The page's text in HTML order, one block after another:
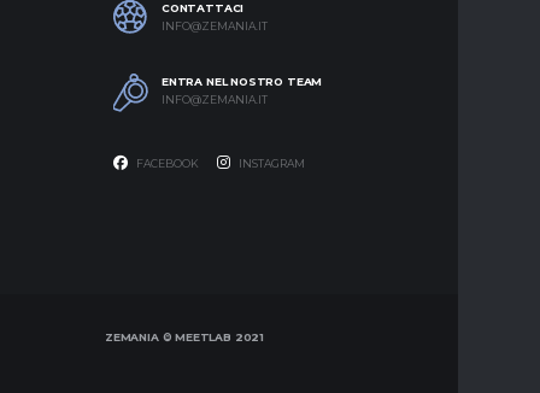
CONTATTACI
INFO@ZEMANIA.IT
ENTRA NEL NOSTRO TEAM
INFO@ZEMANIA.IT
FACEBOOK INSTAGRAM
ZEMANIA © MEETLAB 2021